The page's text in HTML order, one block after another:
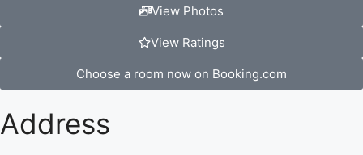
View Photos
View Ratings
Choose a room now on Booking.com
Address